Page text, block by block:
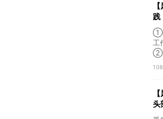
践
值
性
工
②
头